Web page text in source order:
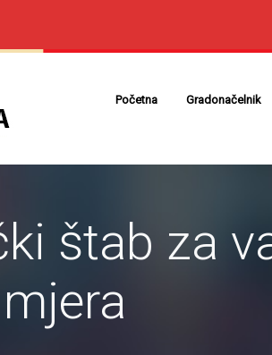
Početna Gradonačelnik
štab za